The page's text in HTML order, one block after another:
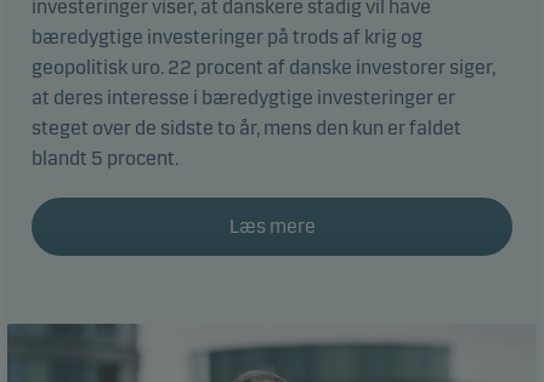
investeringer viser, at danskere stadig vil have
bæredygtige investeringer på trods af krig og
geopolitisk uro. 22 procent af danske investorer siger,
at deres interesse i bæredygtige investeringer er
steget over de sidste to år, mens den kun er faldet
blandt 5 procent.
Læs mere